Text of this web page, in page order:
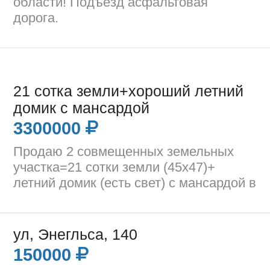
дорога.
21 сотка земли+хороший летний
домик с мансардой
3300000
Продаю 2 совмещенных земельных
участка=21 сотки земли (45х47)+
летний домик (есть свет) с мансардой в
ул, Энегльса, 140
150000